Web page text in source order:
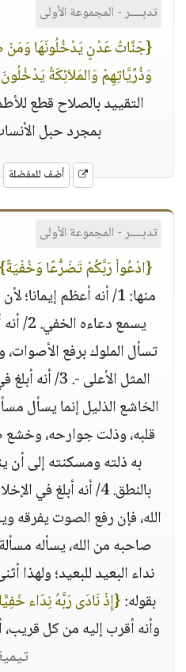
تدبــــر - المجموعة الأولى
{جَنَّاتُ عَدْنٍ يَدْخُلُونَهَا وَمَنْ
وَذُرِّيَّاتِهِمْ وَالمَلاَئِكَةُ
التقييد بالصلاح قطع
بمجرد حبل
أضف للمفضلة
تدبــــر - المجموعة الأولى
{ادْعُواْ رَبَّكُمْ تَضَرُّعًا وَخُفْيَةً}
منها: 1/ أنه أعظم
يسمع
تسأل الملوك برفع
المثل الأعلى
الخاشع الذليل إنما يسأل
قلبه، وذلت جوارحه، وخشع
به ذلته ومسكنته إلى أن
بالنطق. 4/ أنه أبلغ
صاحبه من الله، يسأله
نداء البعيد للبعيد؛ ولهذا
بقوله:{إِذْ نَادَى رَبَّهُ نِدَاء
وأنه أقرب إليه من كل